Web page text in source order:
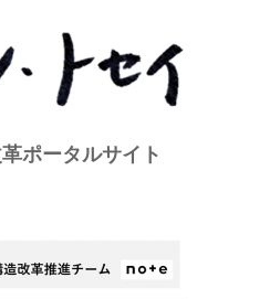
ポータルサイト